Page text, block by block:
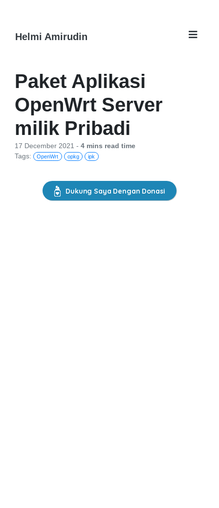
Helmi Amirudin
Paket Aplikasi
OpenWrt Server
milik Pribadi
17 December 2021 - 4 mins read time
Tags:
OpenWrt opkg ipk
Dukung Saya Dengan Donasi